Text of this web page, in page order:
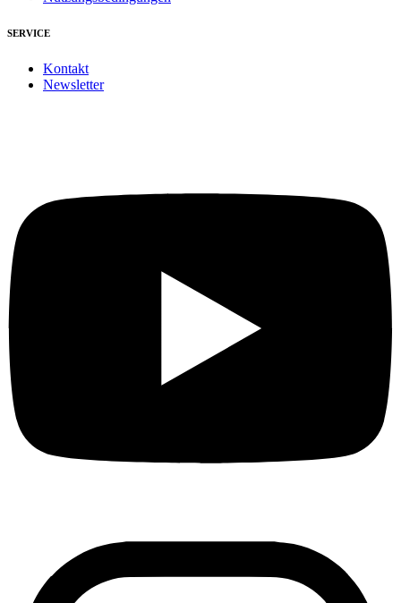
SERVICE
Kontakt
Newsletter